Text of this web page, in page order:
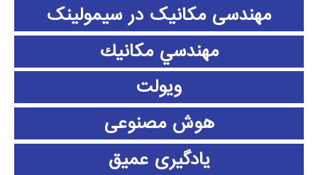
مهندسی مکانیک در سیمولینک
مهندسي مكانيك
ویولت
هوش مصنوعی
یادگیری عمیق